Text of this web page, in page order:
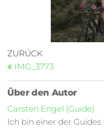
ZURÜCK
IMG_3773
Über den Autor
Carsten Engel (Guide)
Ich bin einer der Guides !